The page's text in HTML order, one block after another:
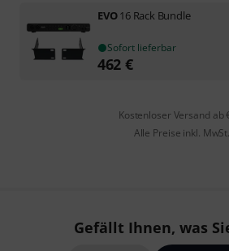
EVO16 Rack Bundle
Sofort lieferbar
462 €
Kostenloser Versand ab
Alle Preise inkl. MwSt.
Gefällt Ihnen, was